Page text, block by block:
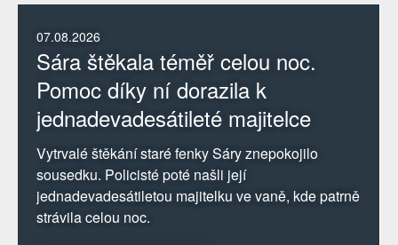
07.08.2026
Sára štěkala téměř celou noc.
Pomoc díky ní dorazila k
jednadevadesátileté majitelce
Vytrvalé štěkání staré fenky Sáry znepokojilo
sousedku. Policisté poté našli její
jednadevadesátiletou majitelku ve vaně, kde patrně
strávila celou noc.